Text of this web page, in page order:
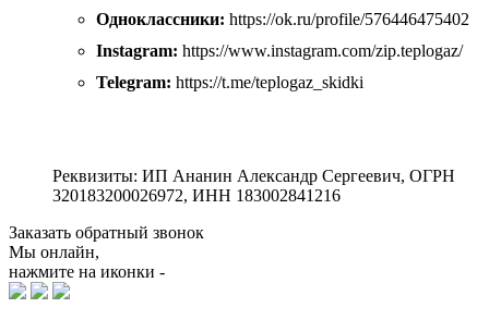
Одноклассники: https://ok.ru/profile/576446475402
Instagram: https://www.instagram.com/zip.teplogaz/
Telegram: https://t.me/teplogaz_skidki
Реквизиты: ИП Ананин Александр Сергеевич, ОГРН
320183200026972, ИНН 183002841216
Заказать обратный звонок
Мы онлайн,
нажмите на иконки -